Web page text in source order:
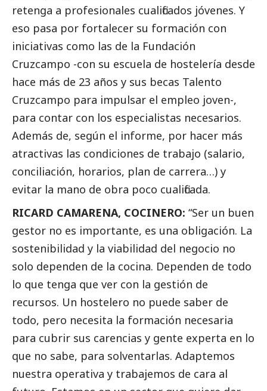
retenga a profesionales cualificados jóvenes. Y
eso pasa por fortalecer su formación con
iniciativas como las de la Fundación
Cruzcampo -con su escuela de hostelería desde
hace más de 23 años y sus becas Talento
Cruzcampo para impulsar el empleo joven-,
para contar con los especialistas necesarios.
Además de, según el informe, por hacer más
atractivas las condiciones de trabajo (salario,
conciliación, horarios, plan de carrera…) y
evitar la mano de obra poco cualificada.
RICARD CAMARENA, COCINERO: “Ser un buen
gestor no es importante, es una obligación. La
sostenibilidad y la viabilidad del negocio no
solo dependen de la cocina. Dependen de todo
lo que tenga que ver con la gestión de
recursos. Un hostelero no puede saber de
todo, pero necesita la formación necesaria
para cubrir sus carencias y gente experta en lo
que no sabe, para solventarlas. Adaptemos
nuestra operativa y trabajemos de cara al